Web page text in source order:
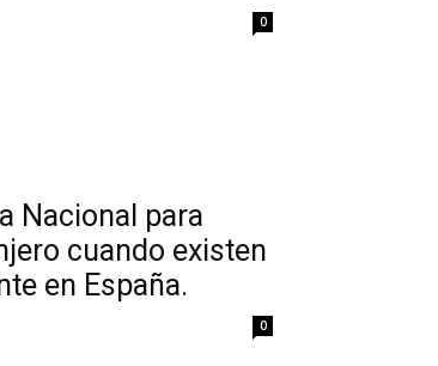
0
Nacional para
cuando existen
en España.
0